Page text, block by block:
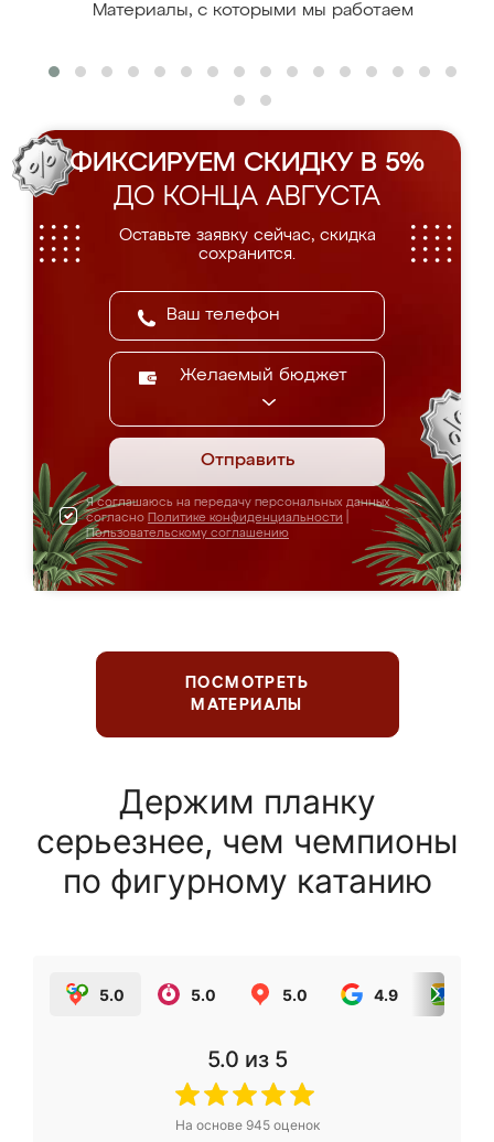
Материалы, с которыми мы работаем
ФИКСИРУЕМ СКИДКУ В 5%
ДО КОНЦА АВГУСТА
Оставьте заявку сейчас, скидка
сохранится.
Желаемый бюджет
Отправить
Я соглашаюсь на передачу персональных данных
согласно Политике конфиденциальности
Пользовательскому соглашению
ПОСМОТРЕТЬ
МАТЕРИАЛЫ
Держим планку
серьезнее, чем чемпионы
по фигурному катанию
5.0 5.0 5.0 4.9
5.0 из 5
На основе 945оценок